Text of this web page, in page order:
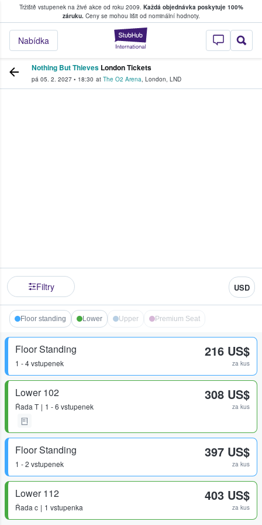
Tržiště vstupenek na živé akce od roku 2009. Každá objednávka poskytuje 100%
záruku.Ceny se mohou lišit od nominální hodnoty.
StubHub –
Nabídka
kde fanoušci kupují a prodávají vstupenky
Nothing But Thieves London Tickets
pá 05. 2. 2027 • 18:30 at The O2 Arena, London, LND
Filtry USD
Floor standing Lower Upper Premium Seat
Floor Standing
1 - 4 vstupenek
216 US$
za kus
Lower 102
Řada T 1 - 6 vstupenek
308 US$
za kus
Floor Standing
1 - 2 vstupenek
397 US$
za kus
Lower 112
Řada c 1 vstupenka
403 US$
za kus